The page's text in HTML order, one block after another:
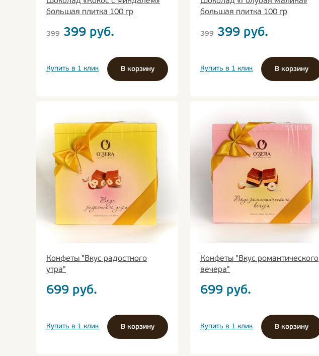
большая плитка 100 гр
399 399 руб.
Купить в 1 клик В корзину
большая плитка 100 гр
399 399 руб.
Купить в 1 клик В корзину
Конфеты "Вкус радостного
утра"
699 руб.
Купить в 1 клик В корзину
Конфеты "Вкус романтического
вечера"
699 руб.
Купить в 1 клик В корзину